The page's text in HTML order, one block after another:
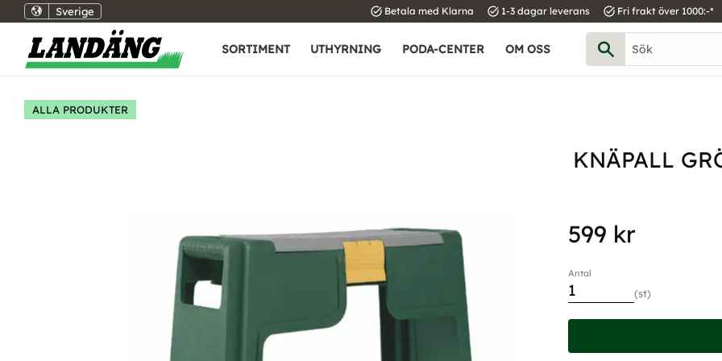
Sverige task_alt Betala med Klarna task_alt 1-3 dagar leverans task_alt Fri frakt över 1000:-*
SORTIMENT UTHYRNING PODA-CENTER OM OSS
ALLA PRODUKTER
KNÄPALL
599 kr
Antal
st